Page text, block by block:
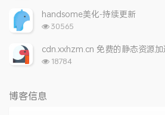
次
数:
handsome美化-持续更新
浏
次
数:
30565
cdn.xxhzm.cn 免费的静态资源加
浏
18784
博客信息